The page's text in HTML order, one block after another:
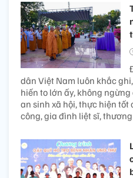
dân Việt Nam luôn khắc
hiến to lớn ấy, không
an sinh xã hội, thực hiện
công, gia đình liệt sĩ,